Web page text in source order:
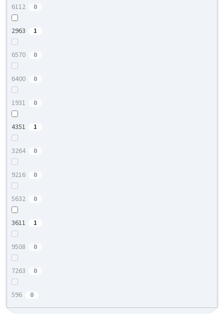
6112 0
2963 1
6570 0
6400 0
1931 0
4351 1
3264 0
9216 0
5632 0
3611 1
9508 0
7263 0
596 0